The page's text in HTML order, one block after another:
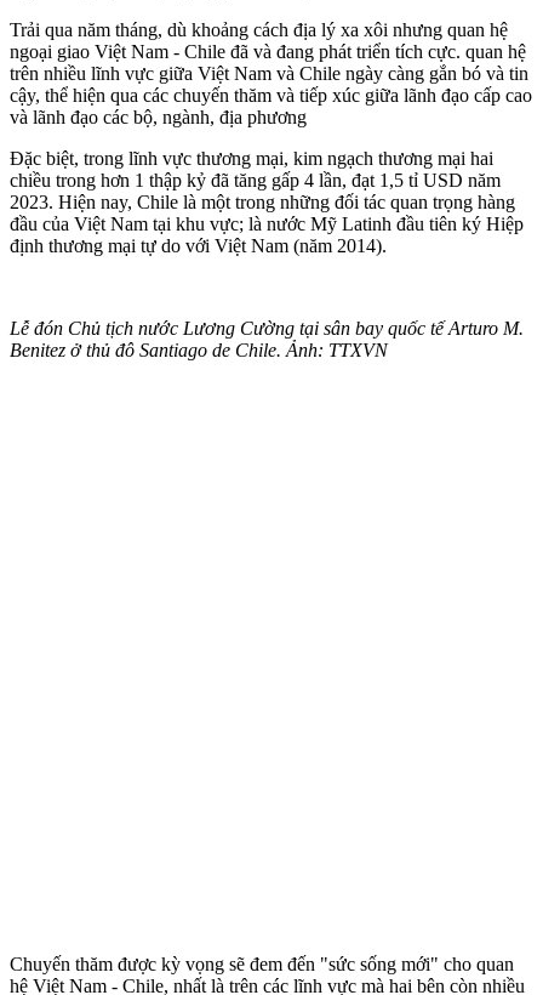
Trải qua năm tháng, dù khoảng cách địa lý xa xôi nhưng quan hệ
ngoại giao Việt Nam - Chile đã và đang phát triển tích cực. quan hệ
trên nhiều lĩnh vực giữa Việt Nam và Chile ngày càng gắn bó và tin
cậy, thể hiện qua các chuyến thăm và tiếp xúc giữa lãnh đạo cấp cao
và lãnh đạo các bộ, ngành, địa phương
Đặc biệt, trong lĩnh vực thương mại, kim ngạch thương mại hai
chiều trong hơn 1 thập kỷ đã tăng gấp 4 lần, đạt 1,5 tỉ USD năm
2023. Hiện nay, Chile là một trong những đối tác quan trọng hàng
đầu của Việt Nam tại khu vực; là nước Mỹ Latinh đầu tiên ký Hiệp
định thương mại tự do với Việt Nam (năm 2014).
Lễ đón Chủ tịch nước Lương Cường tại sân bay quốc tế Arturo M.
Benitez ở thủ đô Santiago de Chile. Ảnh: TTXVN
Chuyến thăm được kỳ vọng sẽ đem đến "sức sống mới" cho quan
hệ Việt Nam - Chile, nhất là trên các lĩnh vực mà hai bên còn nhiều